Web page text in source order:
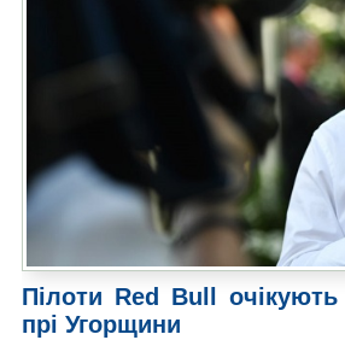
Пілоти Red Bull
прі Угорщини